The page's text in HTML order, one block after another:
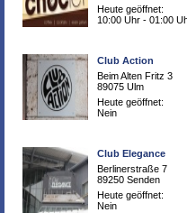
Heute geöffnet:
10:00 Uhr - 01:00
Club Action
Beim Alten Fritz 3
89075 Ulm
Heute geöffnet:
Nein
Club Elegance
Berlinerstraße 7
89250 Senden
Heute geöffnet:
Nein